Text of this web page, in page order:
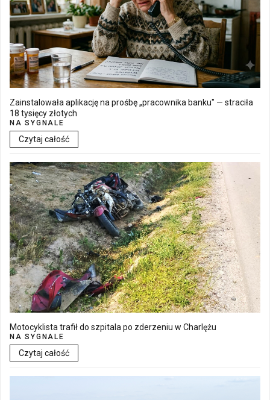
Zainstalowała aplikację na prośbę „pracownika banku" — straciła
18 tysięcy złotych
NA SYGNALE
Czytaj całość
Motocyklista trafił do szpitala po zderzeniu w Charlężu
NA SYGNALE
Czytaj całość